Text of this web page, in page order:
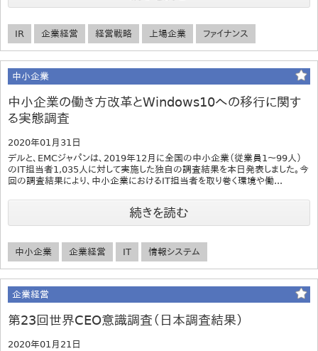
IR 企業経営 経営戦略 上場企業 ファイナンス
中小企業
中小企業の働き方改革とWindows10への移行に関す
る実態調査
2020年01月31日
デルと、EMCジャパンは、2019年12月に全国の中小企業（従業員1～99人）
のIT担当者1,035人に対して実施した独自の調査結果を本日発表しました。今
回の調査結果により、中小企業におけるIT担当者を取り巻く環境や働...
続きを読む
中小企業 企業経営 IT 情報システム
企業経営
第23回世界CEO意識調査（日本調査結果）
2020年01月21日